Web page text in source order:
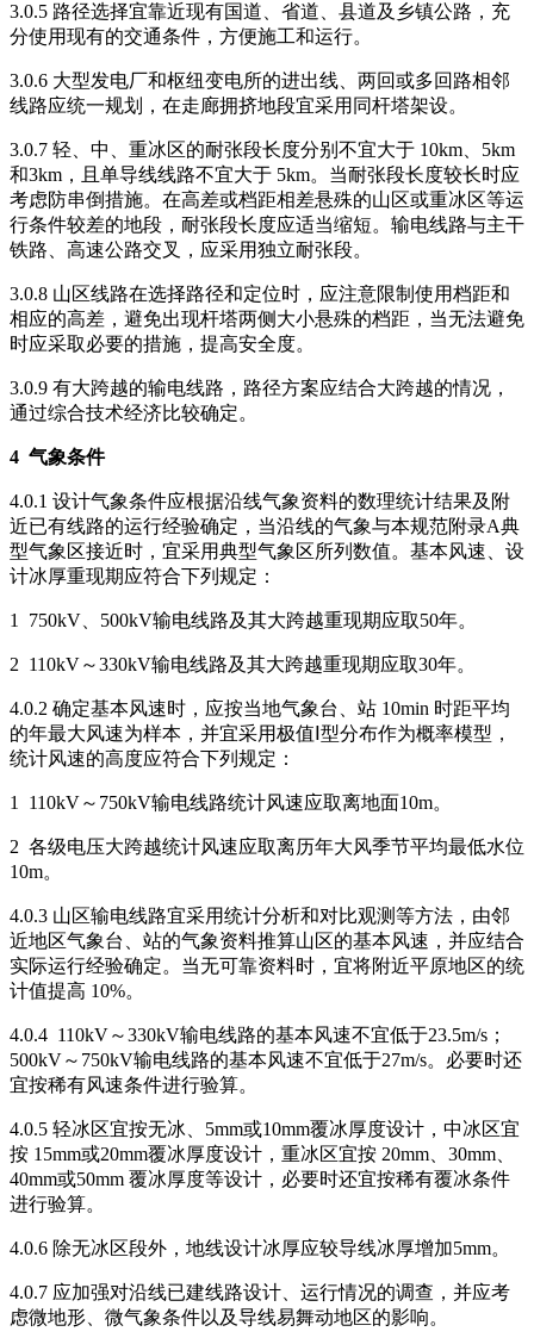
3.0.5 路径选择宜靠近现有国道、省道、县道及乡镇公路，充
分使用现有的交通条件，方便施工和运行。
3.0.6 大型发电厂和枢纽变电所的进出线、两回或多回路相邻
线路应统一规划，在走廊拥挤地段宜采用同杆塔架设。
3.0.7 轻、中、重冰区的耐张段长度分别不宜大于 10km、5km
和3km，且单导线线路不宜大于 5km。当耐张段长度较长时应
考虑防串倒措施。在高差或档距相差悬殊的山区或重冰区等运
行条件较差的地段，耐张段长度应适当缩短。输电线路与主干
铁路、高速公路交叉，应采用独立耐张段。
3.0.8 山区线路在选择路径和定位时，应注意限制使用档距和
相应的高差，避免出现杆塔两侧大小悬殊的档距，当无法避免
时应采取必要的措施，提高安全度。
3.0.9 有大跨越的输电线路，路径方案应结合大跨越的情况，
通过综合技术经济比较确定。
4 气象条件
4.0.1 设计气象条件应根据沿线气象资料的数理统计结果及附
近已有线路的运行经验确定，当沿线的气象与本规范附录A典
型气象区接近时，宜采用典型气象区所列数值。基本风速、设
计冰厚重现期应符合下列规定：
1 750kV、500kV输电线路及其大跨越重现期应取50年。
2 110kV～330kV输电线路及其大跨越重现期应取30年。
4.0.2 确定基本风速时，应按当地气象台、站 10min 时距平均
的年最大风速为样本，并宜采用极值Ⅰ型分布作为概率模型，
统计风速的高度应符合下列规定：
1 110kV～750kV输电线路统计风速应取离地面10m。
2 各级电压大跨越统计风速应取离历年大风季节平均最低水位
10m。
4.0.3 山区输电线路宜采用统计分析和对比观测等方法，由邻
近地区气象台、站的气象资料推算山区的基本风速，并应结合
实际运行经验确定。当无可靠资料时，宜将附近平原地区的统
计值提高 10%。
4.0.4 110kV～330kV输电线路的基本风速不宜低于23.5m/s；
500kV～750kV输电线路的基本风速不宜低于27m/s。必要时还
宜按稀有风速条件进行验算。
4.0.5 轻冰区宜按无冰、5mm或10mm覆冰厚度设计，中冰区宜
按 15mm或20mm覆冰厚度设计，重冰区宜按 20mm、30mm、
40mm或50mm 覆冰厚度等设计，必要时还宜按稀有覆冰条件
进行验算。
4.0.6 除无冰区段外，地线设计冰厚应较导线冰厚增加5mm。
4.0.7 应加强对沿线已建线路设计、运行情况的调查，并应考
虑微地形、微气象条件以及导线易舞动地区的影响。